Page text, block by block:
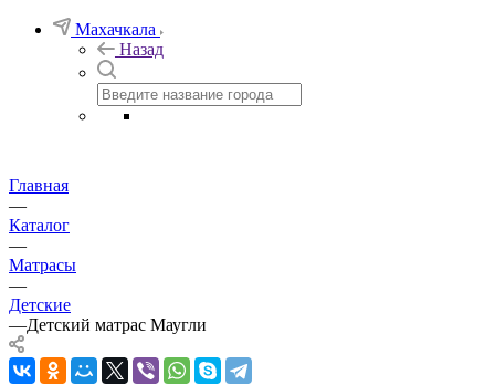
Махачкала
Назад
Главная
—
Каталог
—
Матрасы
—
Детские
—Детский матрас Маугли